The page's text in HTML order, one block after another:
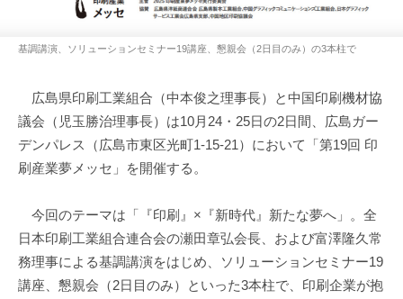
基調講演、ソリューションセミナー19講座、懇親会（2日目のみ）の3本柱で
広島県印刷工業組合（中本俊之理事長）と中国印刷機材協
議会（児玉勝治理事長）は10月24・25日の2日間、広島ガー
デンパレス（広島市東区光町1-15-21）において「第19回 印
刷産業夢メッセ」を開催する。
今回のテーマは「『印刷』×『新時代』新たな夢へ」。全
日本印刷工業組合連合会の瀬田章弘会長、および富澤隆久常
務理事による基調講演をはじめ、ソリューションセミナー19
講座、懇親会（2日目のみ）といった3本柱で、印刷企業が抱